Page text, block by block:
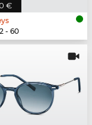
€
- 60